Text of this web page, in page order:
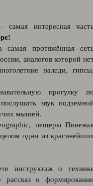
интересная
самая протяжённая
аналогов которой
наледи,
прогулку
звук
мышей.
пещеры
одни из
инструктаж о
рассказ о